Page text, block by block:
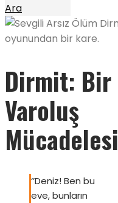
Ara
Dirmit: Bir
Varoluş
Mücadelesi
‘’Deniz! Ben bu
eve, bunların